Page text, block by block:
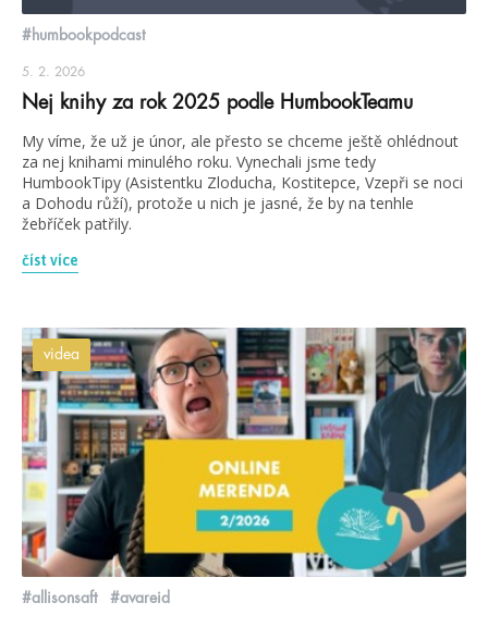
#humbookpodcast
5. 2. 2026
Nej knihy za rok 2025 podle HumbookTeamu
My víme, že už je únor, ale přesto se chceme ještě ohlédnout
za nej knihami minulého roku. Vynechali jsme tedy
HumbookTipy (Asistentku Zloducha, Kostitepce, Vzepři se noci
a Dohodu růží), protože u nich je jasné, že by na tenhle
žebříček patřily.
číst více
videa
#allisonsaft #avareid